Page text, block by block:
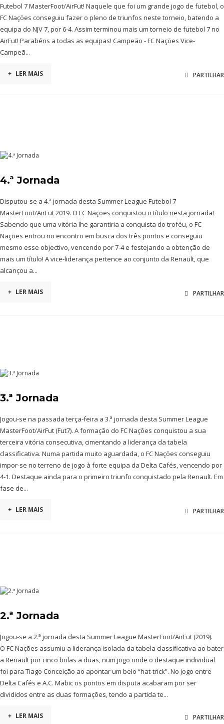
Futebol 7 MasterFoot/AirFut! Naquele que foi um grande jogo de futebol, o
FC Nações conseguiu fazer o pleno de triunfos neste torneio, batendo a
equipa do NJV 7, por 6-4. Assim terminou mais um torneio de futebol 7 no
AirFut! Parabéns a todas as equipas! Campeão - FC Nações Vice-
Campeã...
+ LER MAIS PARTILHAR
4.ª Jornada
Disputou-se a 4.ª jornada desta Summer League Futebol 7
MasterFoot/AirFut 2019. O FC Nações conquistou o título nesta jornada!
Sabendo que uma vitória lhe garantiria a conquista do troféu, o FC
Nações entrou no encontro em busca dos três pontos e conseguiu
mesmo esse objectivo, vencendo por 7-4 e festejando a obtenção de
mais um título! A vice-liderança pertence ao conjunto da Renault, que
alcançou a...
+ LER MAIS PARTILHAR
3.ª Jornada
Jogou-se na passada terça-feira a 3.ª jornada desta Summer League
MasterFoot/AirFut (Fut7). A formação do FC Nações conquistou a sua
terceira vitória consecutiva, cimentando a liderança da tabela
classificativa. Numa partida muito aguardada, o FC Nações conseguiu
impor-se no terreno de jogo à forte equipa da Delta Cafés, vencendo por
4-1. Destaque ainda para o primeiro triunfo conquistado pela Renault. Em
fase de...
+ LER MAIS PARTILHAR
2.ª Jornada
Jogou-se a 2.ª jornada desta Summer League MasterFoot/AirFut (2019).
O FC Nações assumiu a liderança isolada da tabela classificativa ao bater
a Renault por cinco bolas a duas, num jogo onde o destaque individual
foi para Tiago Conceição ao apontar um belo “hat-trick”. No jogo entre
Delta Cafés e A.C. Mabic os pontos em disputa acabaram por ser
divididos entre as duas formações, tendo a partida te...
+ LER MAIS PARTILHAR